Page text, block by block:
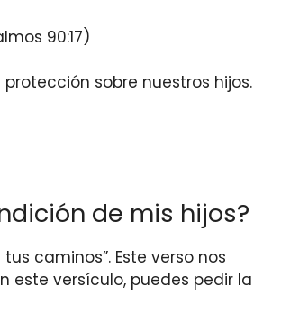
90:17)
sobre nuestros hijos.
de mis hijos?
caminos”. Este verso nos
este versículo, puedes pedir la